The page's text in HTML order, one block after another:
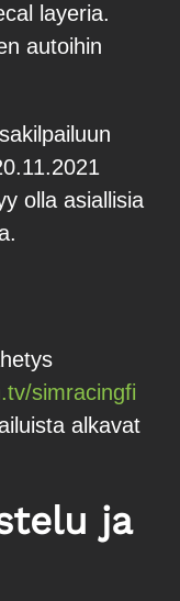
layeria.
autoihin
olla asiallisia
simracingfi
alkavat
ja